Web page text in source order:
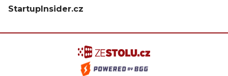
StartupInsider.cz